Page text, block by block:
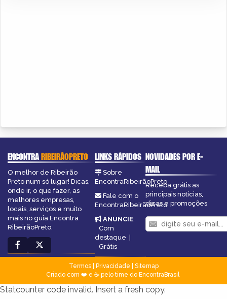
ENCONTRARIBEIRÃOPRETO
O melhor de Ribeirão
Preto num só lugar! Dicas,
onde ir, o que fazer, as
melhores empresas,
locais, serviços e muito
mais no guia Encontra
RibeirãoPreto.
LINKS RÁPIDOS
Sobre
EncontraRibeirãoPreto
Fale com o
EncontraRibeirãoPreto
ANUNCIE:
Com
destaque |
Grátis
NOVIDADES POR E-
MAIL
Receba grátis as
principais notícias,
dicas e promoções
Termos| Privacidade
Sitemap
Criado com ❤️ e ☕ pelo time do EncontraBrasil
Statcounter code invalid. Insert a fresh copy.